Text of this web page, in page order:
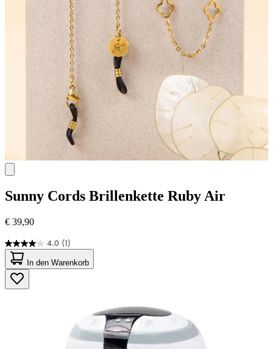
Sunny Cords Brillenkette Ruby Air
€ 39,90
4.0 (1)
4.0
von
5
Sternen.
1
In den Warenkorb